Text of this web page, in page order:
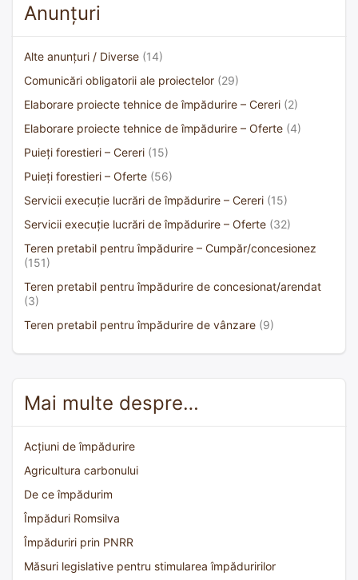
Anunțuri
Alte anunțuri / Diverse (14)
Comunicări obligatorii ale proiectelor (29)
Elaborare proiecte tehnice de împădurire – Cereri (2)
Elaborare proiecte tehnice de împădurire – Oferte (4)
Puieți forestieri – Cereri (15)
Puieți forestieri – Oferte (56)
Servicii execuție lucrări de împădurire – Cereri (15)
Servicii execuție lucrări de împădurire – Oferte (32)
Teren pretabil pentru împădurire – Cumpăr/concesionez
(151)
Teren pretabil pentru împădurire de concesionat/arendat
(3)
Teren pretabil pentru împădurire de vânzare (9)
Mai multe despre…
Acțiuni de împădurire
Agricultura carbonului
De ce împădurim
Împăduri Romsilva
Împăduriri prin PNRR
Măsuri legislative pentru stimularea împăduririlor